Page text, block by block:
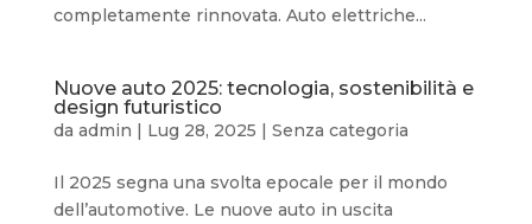
completamente rinnovata. Auto elettriche...
Nuove auto 2025: tecnologia, sostenibilità e
design futuristico
da admin | Lug 28, 2025 | Senza categoria
Il 2025 segna una svolta epocale per il mondo
dell’automotive. Le nuove auto in uscita